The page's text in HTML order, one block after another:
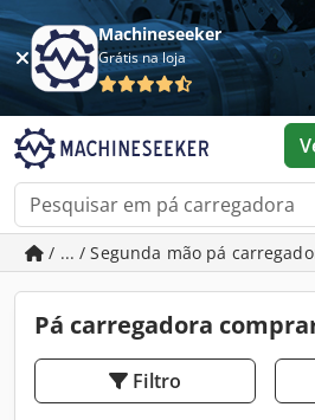
Machineseeker
Grátis na loja
/ ... / Segunda mão pá
Pá carregadora
Filtro